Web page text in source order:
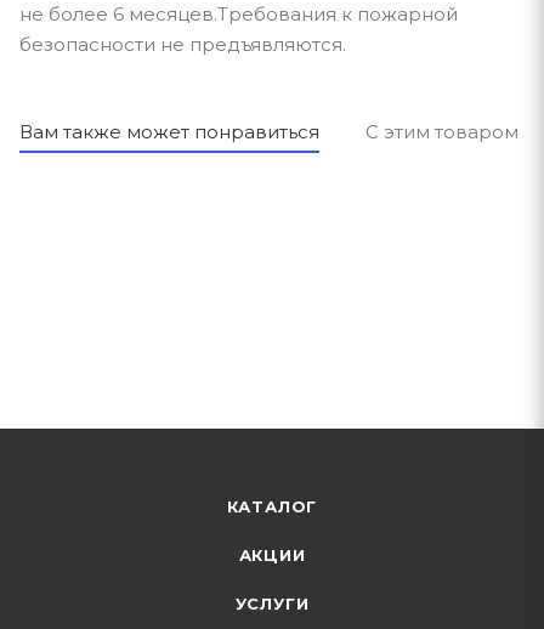
не более 6 месяцев.Требования к пожарной
безопасности не предъявляются.
Вам также может понравиться С этим товаром
КАТАЛОГ
АКЦИИ
УСЛУГИ